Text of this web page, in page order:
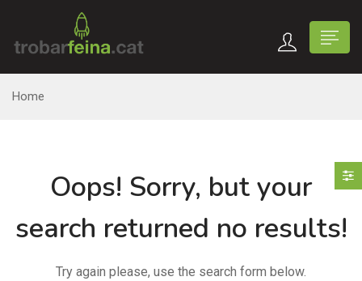
Home
Oops! Sorry, but your
search returned no results!
Try again please, use the search form below.